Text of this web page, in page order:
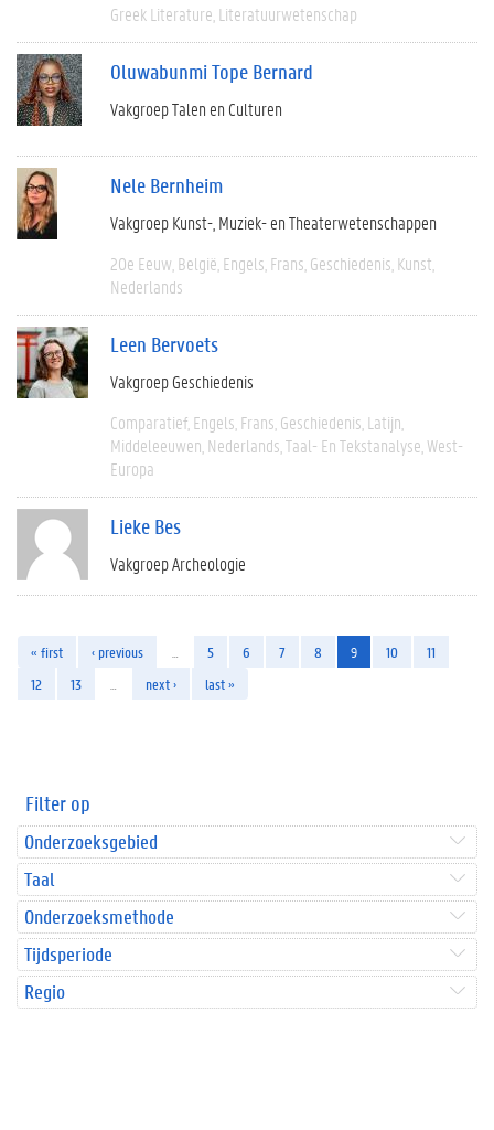
Greek Literature Literatuurwetenschap
Oluwabunmi Tope Bernard
Vakgroep Talen en Culturen
Nele Bernheim
Vakgroep Kunst-, Muziek- en Theaterwetenschappen
20e Eeuw België Engels Frans Geschiedenis Kunst
Nederlands
Leen Bervoets
Vakgroep Geschiedenis
Comparatief Engels Frans Geschiedenis Latijn
Middeleeuwen Nederlands Taal- En Tekstanalyse West-
Europa
Lieke Bes
Vakgroep Archeologie
« first ‹ previous 5 6 7 8 9 10
11
12
13 next › last »
Filter op
Onderzoeksgebied
Taal
Onderzoeksmethode
Tijdsperiode
Regio